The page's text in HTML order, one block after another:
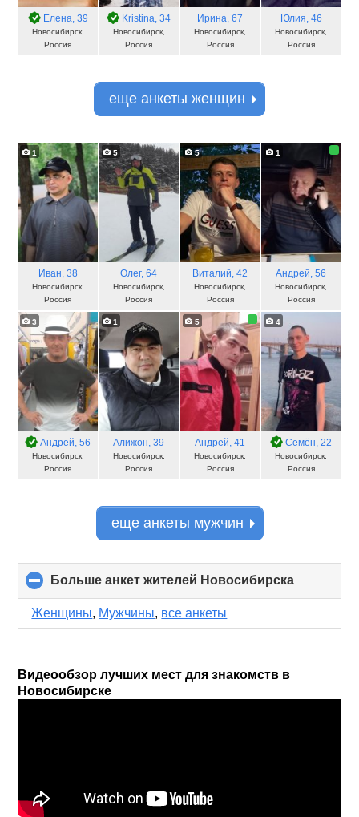
Елена, 39
Новосибирск,
Россия
Kristina, 34
Новосибирск,
Россия
Ирина, 67
Новосибирск,
Россия
Юлия, 46
Новосибирск,
Россия
еще анкеты женщин
1
Иван, 38
Новосибирск,
Россия
5
Олег, 64
Новосибирск,
Россия
5
Виталий, 42
Новосибирск,
Россия
1
Андрей, 56
Новосибирск,
Россия
3
Андрей, 56
Новосибирск,
Россия
1
Алижон, 39
Новосибирск,
Россия
5
Андрей, 41
Новосибирск,
Россия
4
Семён, 22
Новосибирск,
Россия
еще анкеты мужчин
Больше анкет жителей Новосибирска
to
contents
Женщины, Мужчины, все анкеты
Видеообзор лучших мест для знакомств в
Новосибирске